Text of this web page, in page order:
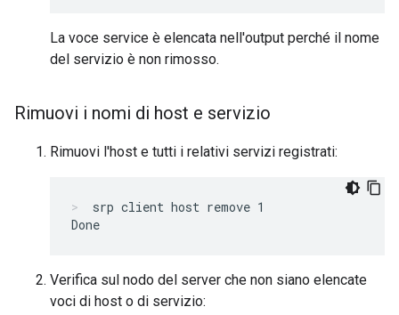
La voce service è elencata nell'output perché il nome
del servizio è non rimosso.
Rimuovi i nomi di host e servizio
Rimuovi l'host e tutti i relativi servizi registrati:
srp client host remove 1
Verifica sul nodo del server che non siano elencate
voci di host o di servizio: